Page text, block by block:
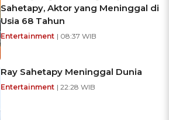
Sahetapy, Aktor yang Meninggal di
Usia 68 Tahun
Entertainment | 08:37 WIB
Ray Sahetapy Meninggal Dunia
Entertainment | 22:28 WIB